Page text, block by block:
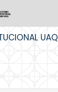
UAQ